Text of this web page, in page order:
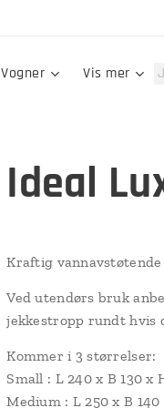
Vogner Vis mer
Ideal
Kraftig
Ved utendørs bruk
jekkestropp rundt hvis
Kommer i 3 størrelser:
Small : L 240 x B 130 x
Medium : L 250 x B 140